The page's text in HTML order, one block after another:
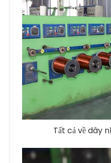
Tất cả về dây